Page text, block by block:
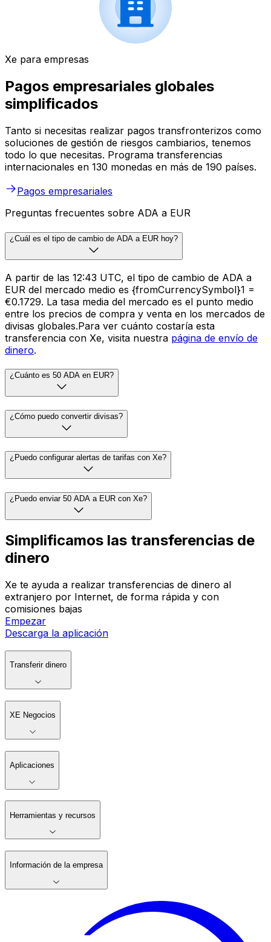
Xe para empresas
Pagos empresariales globales
simplificados
Tanto si necesitas realizar pagos transfronterizos como
soluciones de gestión de riesgos cambiarios, tenemos
todo lo que necesitas. Programa transferencias
internacionales en 130 monedas en más de 190 países.
Pagos empresariales
Preguntas frecuentes sobre ADA a EUR
¿Cuál es el tipo de cambio de ADA a EUR hoy?
A partir de las 12:43 UTC, el tipo de cambio de ADA a
EUR del mercado medio es {fromCurrencySymbol}1 =
€0.1729. La tasa media del mercado es el punto medio
entre los precios de compra y venta en los mercados de
divisas globales.Para ver cuánto costaría esta
transferencia con Xe, visita nuestra página de envío de
dinero.
¿Cuánto es 50 ADA en EUR?
¿Cómo puedo convertir divisas?
¿Puedo configurar alertas de tarifas con Xe?
¿Puedo enviar 50 ADA a EUR con Xe?
Simplificamos las transferencias de
dinero
Xe te ayuda a realizar transferencias de dinero al
extranjero por Internet, de forma rápida y con
comisiones bajas
Empezar
Descarga la aplicación
Transferir dinero
XE Negocios
Aplicaciones
Herramientas y recursos
Información de la empresa